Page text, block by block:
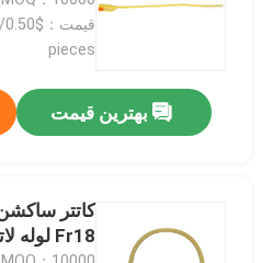
pieces
بهترین قیمت
Fr18 لوله لاتکس سایز 18